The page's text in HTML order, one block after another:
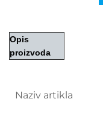
Opis
proizvoda
Naziv artikla